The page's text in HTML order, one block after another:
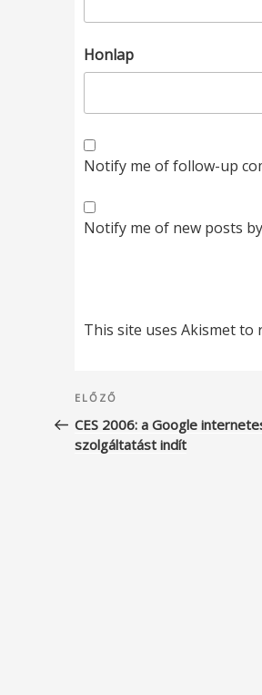
Honlap
Notify me of follow-up
Notify me of new posts
This site uses Akismet to
Bejegyzés
navigáció
Korábbi
bejegyzés
ELŐZŐ
CES 2006: a Google
szolgáltatást indít